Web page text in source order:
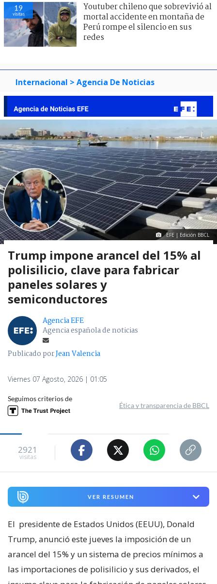
19
visitas
Youtuber chileno que sobrevivió al
mortal accidente en montaña de
Perú rompe el silencio en sus
redes
Internacional > Agencia De Noticias
EFE | Edición BBCL
Trump impone arancel del 15% al
polisilicio, clave para fabricar
paneles solares y
semiconductores
Agencia EFE
Agencia española de noticias
Publicado porJean Valencia
Viernes 07 Agosto, 2026 | 01:05
Seguimos criterios de
Ética y transparencia de BBCL
2921
visitas
VER RESUMEN
El presidente de Estados Unidos (EEUU), Donald
Trump, anunció este jueves la imposición de un
arancel del 15% y un sistema de precios mínimos a
las importaciones de polisilicio y sus derivados, el